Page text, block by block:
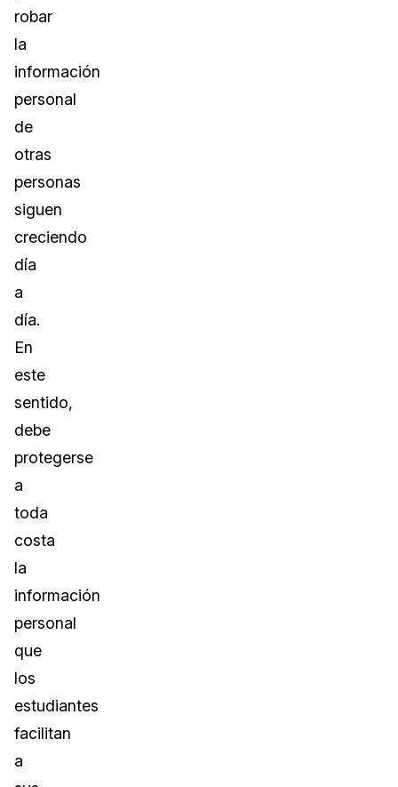
robar
la
información
personal
de
otras
personas
siguen
creciendo
día
a
día.
En
este
sentido,
debe
protegerse
a
toda
costa
la
información
personal
que
los
estudiantes
facilitan
a